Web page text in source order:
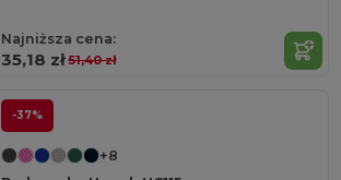
Najniższa cena:
35,18 zł51,40 zł
-37%
+8